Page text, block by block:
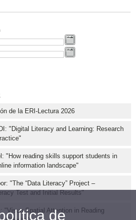
de la ERI-Lectura 2026
"Digital Literacy and Learning: Research
"How reading skills support students in
information landscape"
"The “Data Literacy” Project –
Test and Initial Results"
"Visuo-Spatial Attention in Reading
de